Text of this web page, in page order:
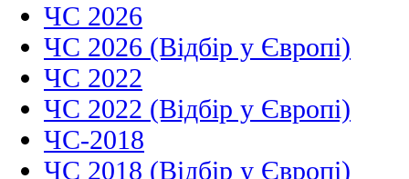
ЧС 2026
ЧС 2026 (Відбір у Європі)
ЧС 2022
ЧС 2022 (Відбір у Європі)
ЧС-2018
ЧС 2018 (Відбір у Європі)